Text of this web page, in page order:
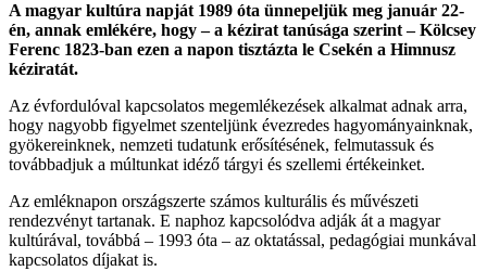
A magyar kultúra napját 1989 óta ünnepeljük meg január 22-
én, annak emlékére, hogy – a kézirat tanúsága szerint – Kölcsey
Ferenc 1823-ban ezen a napon tisztázta le Csekén a Himnusz
kéziratát.
Az évfordulóval kapcsolatos megemlékezések alkalmat adnak arra,
hogy nagyobb figyelmet szenteljünk évezredes hagyományainknak,
gyökereinknek, nemzeti tudatunk erősítésének, felmutassuk és
továbbadjuk a múltunkat idéző tárgyi és szellemi értékeinket.
Az emléknapon országszerte számos kulturális és művészeti
rendezvényt tartanak. E naphoz kapcsolódva adják át a magyar
kultúrával, továbbá – 1993 óta – az oktatással, pedagógiai munkával
kapcsolatos díjakat is.